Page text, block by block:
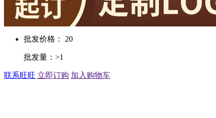
批发价格： 20
批发量：>1
联系旺旺 立即订购 加入购物车